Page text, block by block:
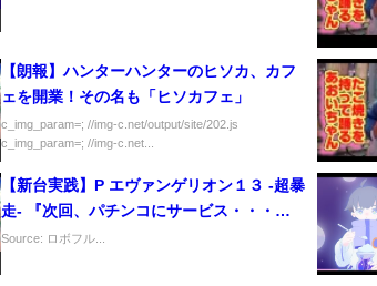
【朗報】ハンターハンターのヒソカ、カフ
ェを開業！その名も「ヒソカフェ」
c_img_param=; //img-c.net/output/site/202.js
c_img_param=; //img-c.net...
【新台実践】P エヴァンゲリオン１３ -超暴
走- 『次回、パチンコにサービス・・・ア
リやと思います！』【ビスティ】【パチン
Source: ロボフル...